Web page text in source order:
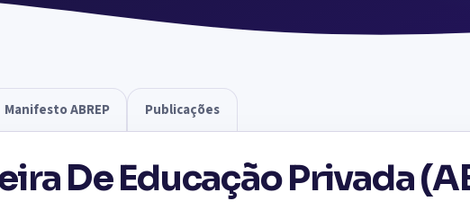
Manifesto ABREP Publicações
De Educação Privada